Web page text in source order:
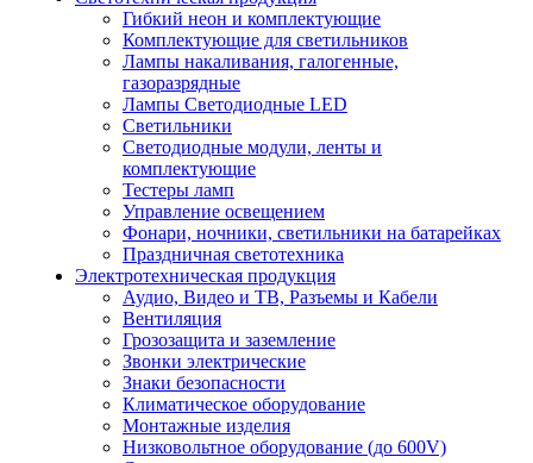
Гибкий неон и комплектующие
Комплектующие для светильников
Лампы накаливания, галогенные,
газоразрядные
Лампы Светодиодные LED
Светильники
Светодиодные модули, ленты и
комплектующие
Тестеры ламп
Управление освещением
Фонари, ночники, светильники на батарейках
Праздничная светотехника
Электротехническая продукция
Аудио, Видео и ТВ, Разъемы и Кабели
Вентиляция
Грозозащита и заземление
Звонки электрические
Знаки безопасности
Климатическое оборудование
Монтажные изделия
Низковольтное оборудование (до 600V)